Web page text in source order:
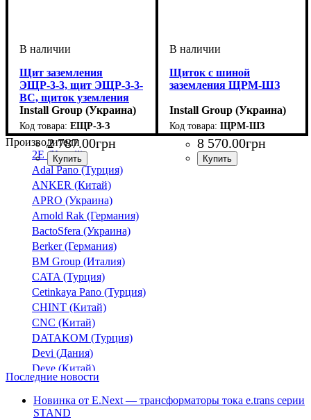
Щит заземления
ЭЩР-3-3, щит ЭЩР-3-3-
ВС, щиток уземления
Install Group (Украина)
ЕЩР-З-З
2 787.00грн
Щиток с шиной
заземления ЩРМ-ШЗ
Install Group (Украина)
ЩРМ-ШЗ
8 570.00грн
Производители
2E (Китай)
Adal Pano (Турция)
ANKER (Китай)
APRO (Украина)
Arnold Rak (Германия)
BactoSfera (Украина)
Berker (Германия)
BM Group (Италия)
CATA (Турция)
Cetinkaya Pano (Турция)
CHINT (Китай)
CNC (Китай)
DATAKOM (Турция)
Devi (Дания)
Deye (Китай)
DigiTop (Украина)
DKC (Украина)
Dyness (Китай)
Последние новости
Новинка от E.Next — трансформаторы тока e.trans серии
STAND